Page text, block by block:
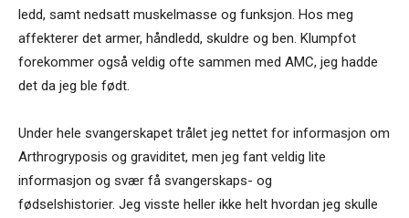
ledd, samt nedsatt muskelmasse og funksjon. Hos meg
affekterer det armer, håndledd, skuldre og ben. Klumpfot
forekommer også veldig ofte sammen med AMC, jeg hadde
det da jeg ble født.
Under hele svangerskapet trålet jeg nettet for informasjon om
Arthrogryposis og graviditet, men jeg fant veldig lite
informasjon og svær få svangerskaps- og
fødselshistorier. Jeg visste heller ikke helt hvordan jeg skulle